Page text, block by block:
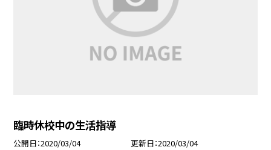
臨時休校中の生活指導
公開日 2020/03/04 更新日 2020/03/04